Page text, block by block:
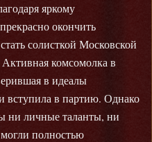
яркому
окончить
солисткой Московской
комсомолка в
в идеалы
вступила в партию. Однако
ни личные таланты, ни
полностью